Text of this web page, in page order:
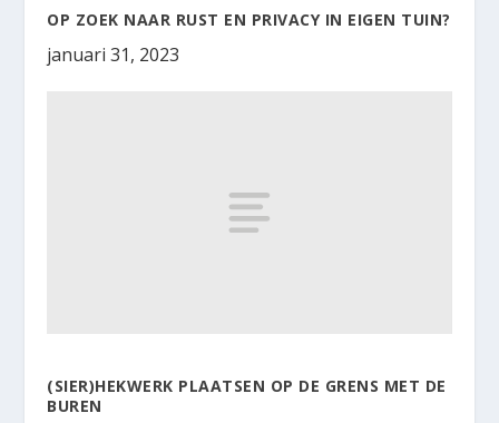
OP ZOEK NAAR RUST EN PRIVACY IN EIGEN TUIN?
januari 31, 2023
(SIER)HEKWERK PLAATSEN OP DE GRENS MET DE
BUREN